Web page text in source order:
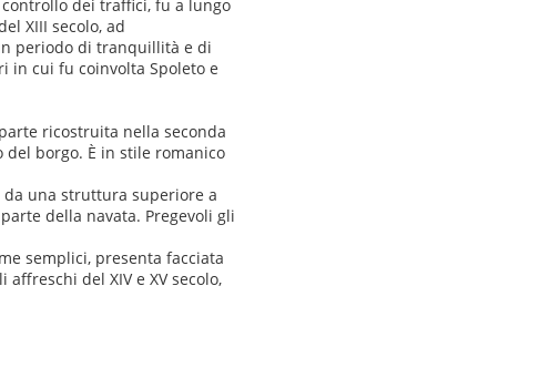
dei traffici, fu a lungo
XIII secolo, ad
periodo di tranquillità e di
in cui fu coinvolta Spoleto e
ricostruita nella seconda
del borgo. È in stile romanico
da una struttura superiore a
della navata. Pregevoli gli
semplici, presenta facciata
del XIV e XV secolo,